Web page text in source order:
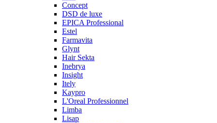
Concept
DSD de luxe
EPICA Professional
Estel
Farmavita
Glynt
Hair Sekta
Inebrya
Insight
Itely
Kaypro
L'Oreal Professionnel
Limba
Lisap